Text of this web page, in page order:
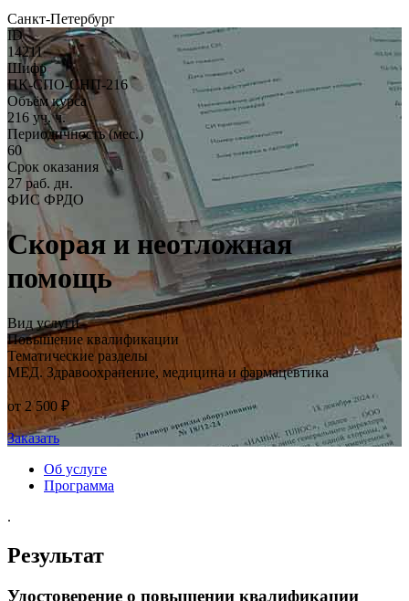
Санкт-Петербург
ID
14211
Шифр
ПК-СПО-СНП-216
Объём курса
216 уч. ч.
Периодичность (мес.)
60
Срок оказания
27 раб. дн.
ФИС ФРДО
Скорая и неотложная
помощь
Вид услуги
Повышение квалификации
Тематические разделы
МЕД. Здравоохранение, медицина и фармацевтика
от 2 500 ₽
Заказать
Об услуге
Программа
.
Результат
Удостоверение о повышении квалификации